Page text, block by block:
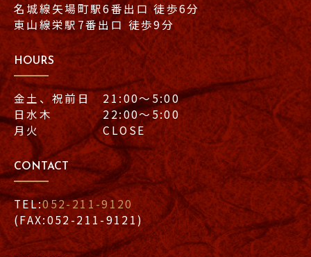
名城線矢場町駅6番出口 徒歩6分
東山線栄駅7番出口 徒歩9分
HOURS
金土、祝前日 21:00〜5:00
日水木 22:00〜5:00
月火 CLOSE
CONTACT
TEL:052-211-9120
(FAX:052-211-9121)